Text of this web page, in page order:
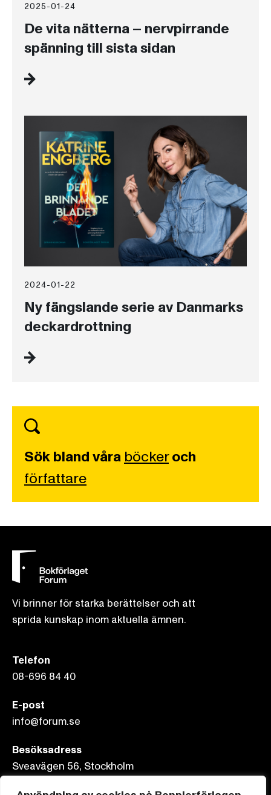
2025-01-24
De vita nätterna – nervpirrande
spänning till sista sidan
2024-01-22
Ny fängslande serie av Danmarks
deckardrottning
Sök bland våra böckeroch
författare
Vi brinner för starka berättelser och att
sprida kunskap inom aktuella ämnen.
Telefon
08-696 84 40
E-post
info@forum.se
Besöksadress
Sveavägen 56, Stockholm